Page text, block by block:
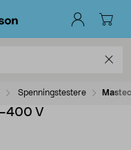
Spenningstestere
V